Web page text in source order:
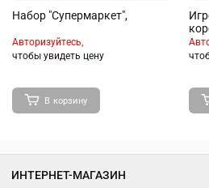
Набор "Супермаркет",
Авторизуйтесь,
чтобы увидеть цену
В корзину
ИНТЕРНЕТ-МАГАЗИН